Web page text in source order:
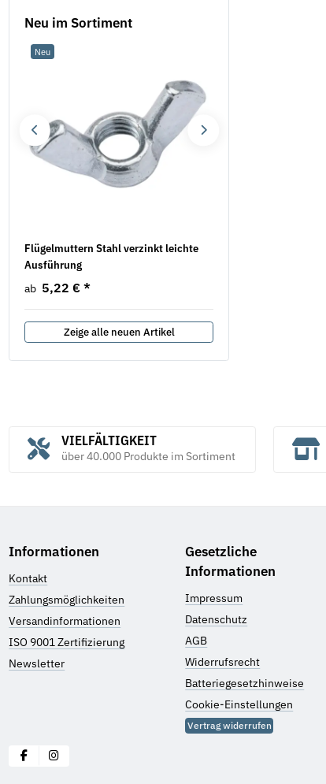
Neu im Sortiment
Neu
Flügelmuttern Stahl verzinkt leichte
Ausführung
ab 5,22 € *
Zeige alle neuen Artikel
VIELFÄLTIGKEIT
über 40.000 Produkte im Sortiment
Informationen
Kontakt
Zahlungsmöglichkeiten
Versandinformationen
ISO 9001 Zertifizierung
Newsletter
Gesetzliche
Informationen
Impressum
Datenschutz
AGB
Widerrufsrecht
Batteriegesetzhinweise
Cookie-Einstellungen
Vertrag widerrufen